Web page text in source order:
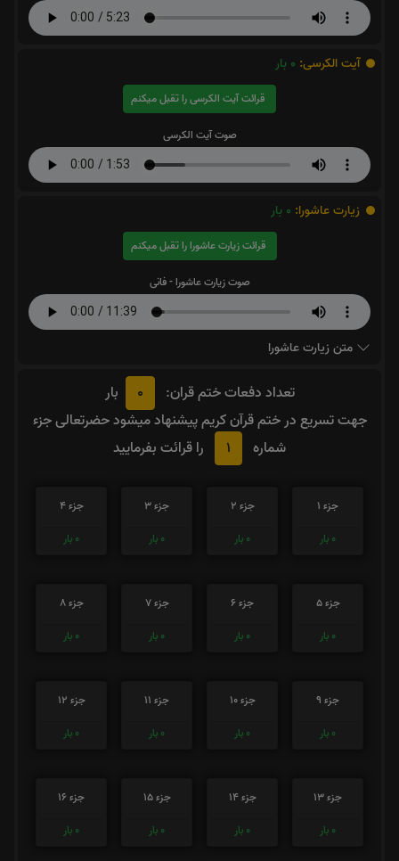
آیت الکرسی: 0 بار
قرائت آیت الکرسی را تقبل میکنم
صوت آیت الکرسی
زیارت عاشورا: 0 بار
قرائت زیارت عاشورا را تقبل میکنم
صوت زیارت عاشورا - فانی
متن زیارت عاشورا
تعداد دفعات ختم قران: 0
بار
جهت تسریع در ختم قرآن کریم پیشنهاد میشود حضرتعالی جزء
شماره
1 را قرائت بفرمایید
جزء 1
0 بار
جزء 2
0 بار
جزء 3
0 بار
جزء 4
0 بار
جزء 5
0 بار
جزء 6
0 بار
جزء 7
0 بار
جزء 8
0 بار
جزء 9
0 بار
جزء 10
0 بار
جزء 11
0 بار
جزء 12
0 بار
جزء 13
0 بار
جزء 14
0 بار
جزء 15
0 بار
جزء 16
0 بار